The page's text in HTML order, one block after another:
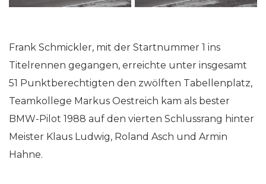
Frank Schmickler, mit der Startnummer 1 ins
Titelrennen gegangen, erreichte unter insgesamt
51 Punktberechtigten den zwölften Tabellenplatz,
Teamkollege Markus Oestreich kam als bester
BMW-Pilot 1988 auf den vierten Schlussrang hinter
Meister Klaus Ludwig, Roland Asch und Armin
Hahne.